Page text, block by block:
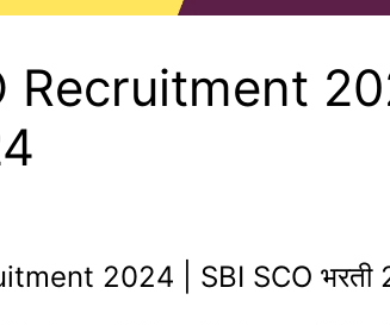
Recruitment
2024 | SBI SCO भरती